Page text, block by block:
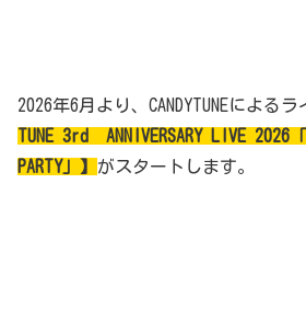
2026年6月より、CANDYTUNEによる
TUNE 3rd ANNIVERSARY LIVE 2026「
PARTY」】 がスタートします。